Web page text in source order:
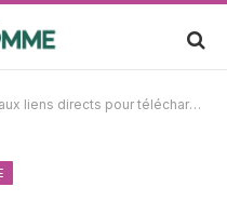
télécharger l’installateur complet de macOS Catalina en formats ISO et DMG